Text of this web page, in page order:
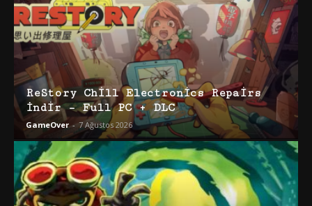
ReStory Chill Electronics Repairs
İndir – Full PC + DLC
GameOver - 7 Ağustos 2026